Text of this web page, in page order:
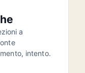
a
intento.